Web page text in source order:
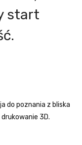
start
do poznania z bliska
3D.